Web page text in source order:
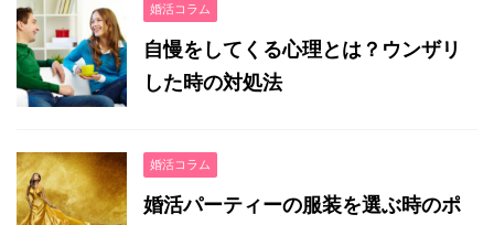
婚活コラム
自慢をしてくる心理とは？ウンザリ
した時の対処法
婚活コラム
婚活パーティーの服装を選ぶ時のポ